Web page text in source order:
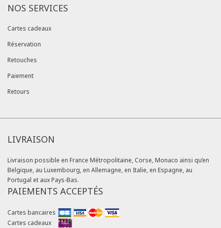
NOS SERVICES
Cartes cadeaux
Réservation
Retouches
Paiement
Retours
LIVRAISON
Livraison possible en France Métropolitaine, Corse, Monaco ainsi qu’en
Belgique, au Luxembourg, en Allemagne, en Italie, en Espagne, au
Portugal et aux Pays-Bas.
PAIEMENTS ACCEPTÉS
Cartes bancaires
Cartes cadeaux